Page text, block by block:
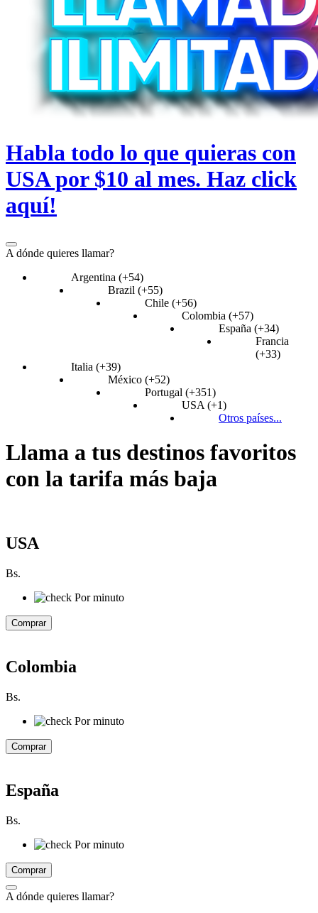
Habla todo lo que quieras con
USA por $10 al mes. Haz click
aquí!
A dónde quieres llamar?
Argentina (+54)
Brazil (+55)
Chile (+56)
Colombia (+57)
España (+34)
Francia
(+33)
Italia (+39)
México (+52)
Portugal (+351)
USA (+1)
Otros países...
Llama a tus destinos favoritos
con la tarifa más baja
USA
Bs.
Por minuto
Comprar
Colombia
Bs.
Por minuto
Comprar
España
Bs.
Por minuto
Comprar
A dónde quieres llamar?